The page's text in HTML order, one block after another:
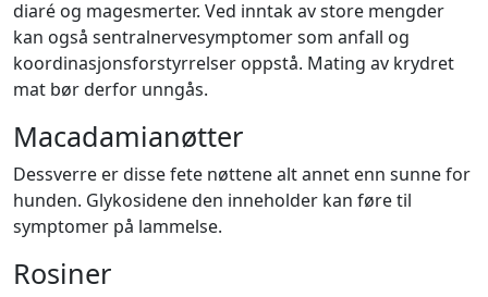
diaré og magesmerter. Ved inntak av store mengder
kan også sentralnervesymptomer som anfall og
koordinasjonsforstyrrelser oppstå. Mating av krydret
mat bør derfor unngås.
Macadamianøtter
Dessverre er disse fete nøttene alt annet enn sunne for
hunden. Glykosidene den inneholder kan føre til
symptomer på lammelse.
Rosiner